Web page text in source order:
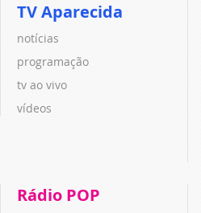
TV Aparecida
notícias
programação
tv ao vivo
vídeos
Rádio POP